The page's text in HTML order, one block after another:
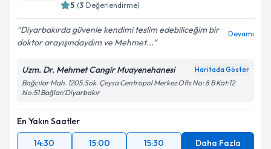
5 (3 Değerlendirme)
Diyarbakırda güvenle kendimi teslim edebiliceğim bir
doktor arayışındaydım ve Mehmet...
Devamı
Uzm. Dr. Mehmet Cangir Muayenehanesi Haritada Göster
Bağcılar Mah. 1205.Sok. Çeysa Centropol Merkez Ofis No: 8 B Kat:12
No:51 Bağlar/Diyarbakır
En Yakın Saatler
14:30
15:00 15:30 Daha Fazla